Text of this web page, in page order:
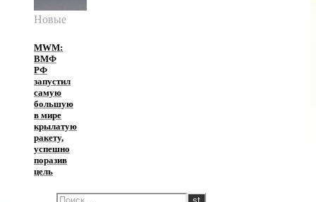
Новые
MWM:
ВМФ
РФ
запустил
самую
большую
в мире
крылатую
ракету,
успешно
поразив
цель